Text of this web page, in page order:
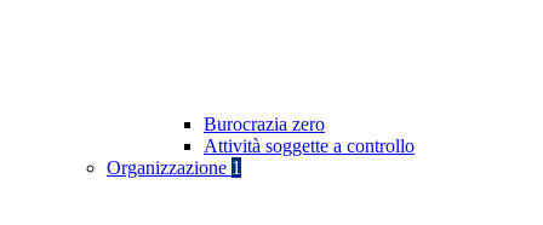
Burocrazia zero
Attività soggette a controllo
Organizzazione 1